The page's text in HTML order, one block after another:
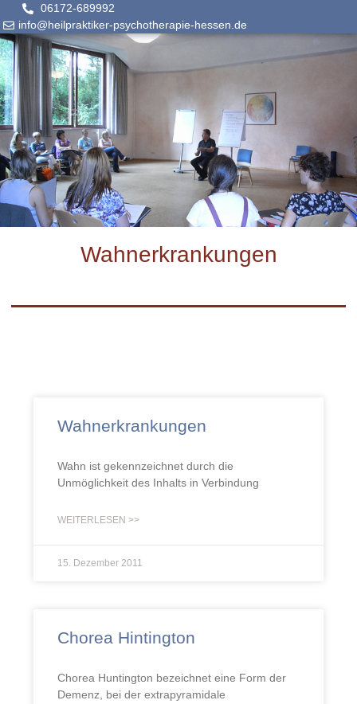
06172-689992
info@heilpraktiker-psychotherapie-hessen.de
Wahnerkrankungen
Wahnerkrankungen
Wahn ist gekennzeichnet durch die
Unmöglichkeit des Inhalts in Verbindung
WEITERLESEN >>
15. Dezember 2011
Chorea Hintington
Chorea Huntington bezeichnet eine Form der
Demenz, bei der extrapyramidale